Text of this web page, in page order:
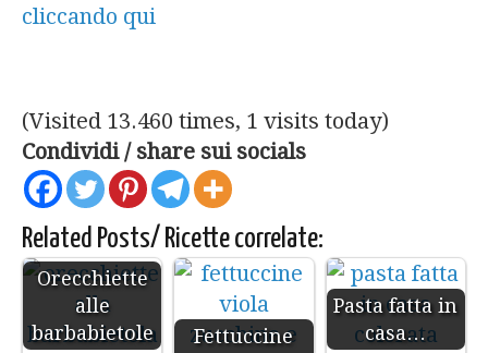
cliccando qui
(Visited 13.460 times, 1 visits today)
Condividi / share sui socials
Related Posts/ Ricette correlate:
Orecchiette
alle
barbabietole
Fettuccine
Pasta fatta in
casa…